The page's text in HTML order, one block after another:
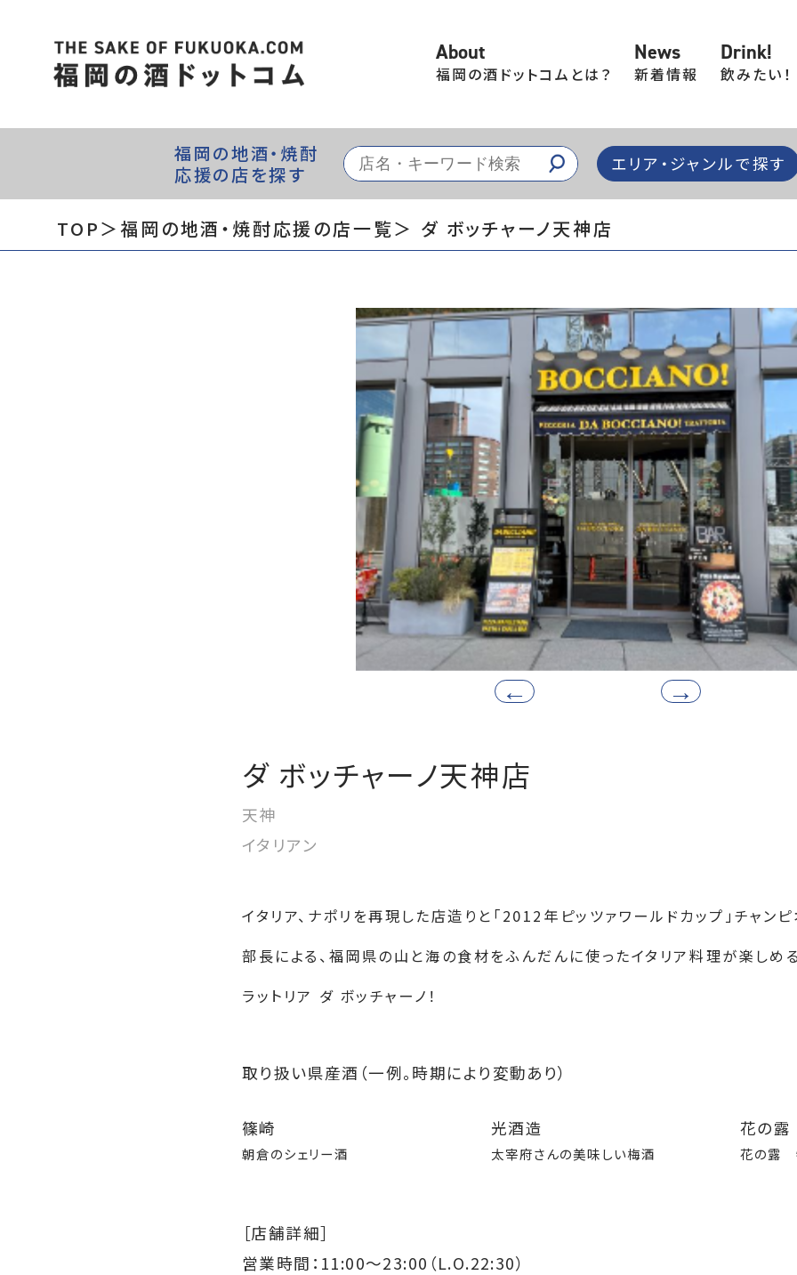
About
福岡の酒ドットコムとは？
News
新着情報
Drink!
飲みたい！
福岡の地酒・焼酎
応援の店を探す
エリア・ジャンルで探す
TOP＞福岡の地酒・焼酎応援の店一覧＞ ダ ボッチャーノ天神店
ダ ボッチャーノ天神店
天神
イタリアン
イタリア、ナポリを再現した店造りと「2012年ピッツァワールドカップ」チャン
部長による、福岡県の山と海の食材をふんだんに使ったイタリア料理が楽しめ
ラットリア ダ ボッチャーノ！
取り扱い県産酒（一例。時期により変動あり）
篠崎
朝倉のシェリー酒
光酒造
太宰府さんの美味しい梅酒
花の露
花の露
［店舗詳細］
営業時間： 11:00～23:00（L.O.22:30）